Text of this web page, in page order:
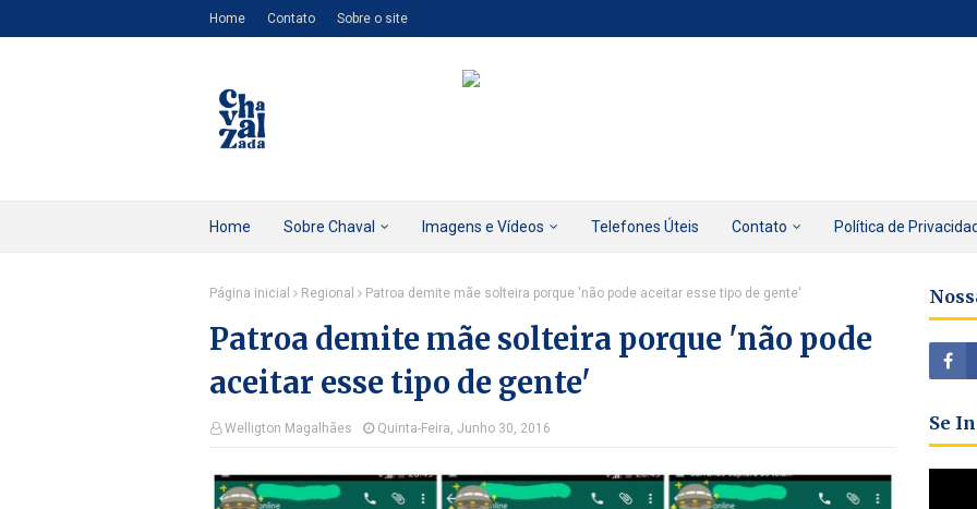
Home Contato Sobre o site
Home Sobre Chaval Imagens e Vídeos Telefones Úteis Contato Política de
Página inicial Regional Patroa demite mãe solteira porque 'não pode aceitar esse tipo de gente'
Patroa demite mãe solteira porque 'não pode
aceitar esse tipo de gente'
Welligton Magalhães Quinta-Feira, Junho 30, 2016 Se